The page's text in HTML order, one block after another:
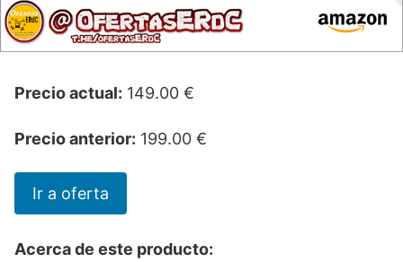
Precio actual: 149.00 €
Precio anterior: 199.00 €
Ir a oferta
Acerca de este producto: